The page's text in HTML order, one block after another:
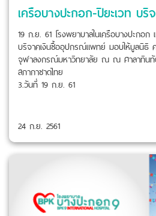
19 ก.ย. 61 โรงพยาบาลในเครือบางปะกอก
บริจาคเงินซื้ออุปกรณ์แพทย์ มอบให้มูลนิธิ
จุฬาลงกรณ์มหาวิทยาลัย ณ ณ ศาลาทิน
สภากาชาดไทย
3.วันที่ 19 ก.ย. 61
24 ก.ย. 2561